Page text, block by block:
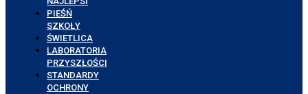
PIEŚŃ
SZKOŁY
ŚWIETLICA
LABORATORIA
PRZYSZŁOŚCI
STANDARDY
OCHRONY